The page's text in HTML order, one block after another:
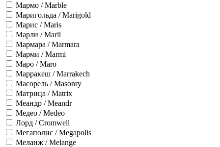
Мармо / Marble
Маригольда / Marigold
Марис / Maris
Марли / Marli
Мармара / Marmara
Марми / Marmi
Маро / Maro
Марракеш / Marrakech
Масорель / Masonry
Матрица / Matrix
Меандр / Meandr
Медео / Medeo
Лорд / Cromwell
Мегаполис / Megapolis
Меланж / Melange